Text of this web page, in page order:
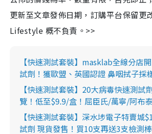
更新至文章發佈日期，訂購平台保留更
Lifestyle 概不負責。>>
【快速測試套裝】masklab全線分店
試劑！獲歐盟、英國認證 鼻咽拭子採
【快速測試套裝】20大病毒快速測試
覽！低至$9.9/盒！屈臣氏/萬寧/阿布
【快速測試套裝】深水埗電子特賣城
試劑 現貨發售！買10支再送3支檢測棒